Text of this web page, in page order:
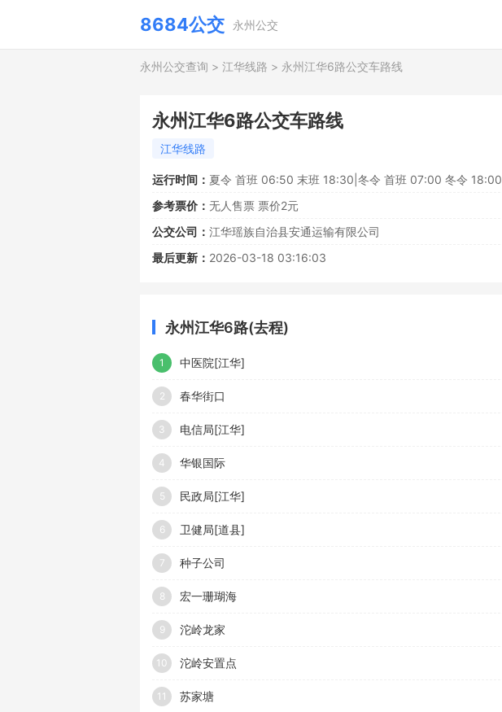
8684公交 永州公交
永州公交查询 > 江华线路 > 永州江华6路公交车路线
永州江华6路公交车路线
江华线路
运行时间： 夏令 首班 06:50 末班 18:30|冬令 首班 07:00 冬令 18:00
参考票价： 无人售票 票价2元
公交公司： 江华瑶族自治县安通运输有限公司
最后更新： 2026-03-18 03:16:03
永州江华6路(去程)
1 中医院[江华]
2 春华街口
3 电信局[江华]
4 华银国际
5 民政局[江华]
6 卫健局[道县]
7 种子公司
8 宏一珊瑚海
9 沱岭龙家
10 沱岭安置点
11 苏家塘